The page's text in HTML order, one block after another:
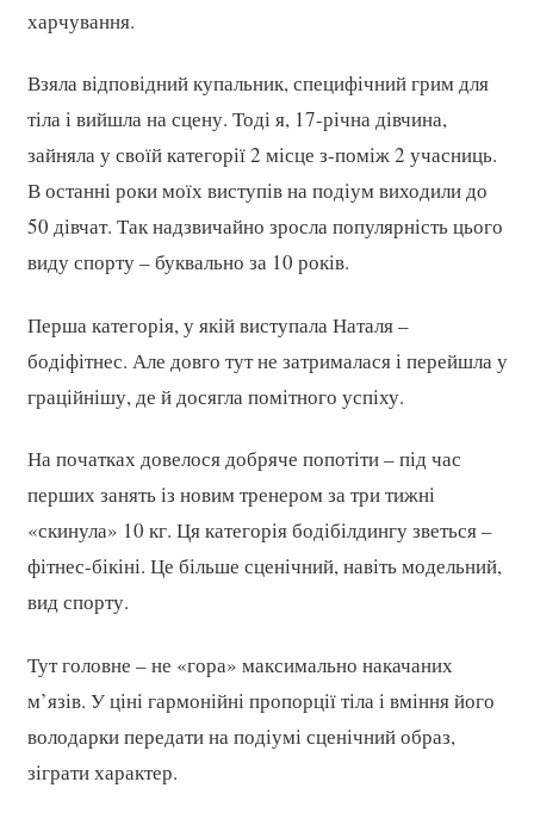
харчування.
Взяла відповідний купальник, специфічний грим для
тіла і вийшла на сцену. Тоді я, 17-річна дівчина,
зайняла у своїй категорії 2 місце з-поміж 2 учасниць.
В останні роки моїх виступів на подіум виходили до
50 дівчат. Так надзвичайно зросла популярність цього
виду спорту – буквально за 10 років.
Перша категорія, у якій виступала Наталя –
бодіфітнес. Але довго тут не затрималася і перейшла у
граційнішу, де й досягла помітного успіху.
На початках довелося добряче попотіти – під час
перших занять із новим тренером за три тижні
«скинула» 10 кг. Ця категорія бодібілдингу зветься –
фітнес-бікіні. Це більше сценічний, навіть модельний,
вид спорту.
Тут головне – не «гора» максимально накачаних
м’язів. У ціні гармонійні пропорції тіла і вміння його
володарки передати на подіумі сценічний образ,
зіграти характер.